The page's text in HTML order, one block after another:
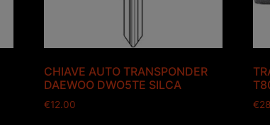
CHIAVE AUTO TRANSPONDER
DAEWOO DWO5TE SILCA
€12.00 €